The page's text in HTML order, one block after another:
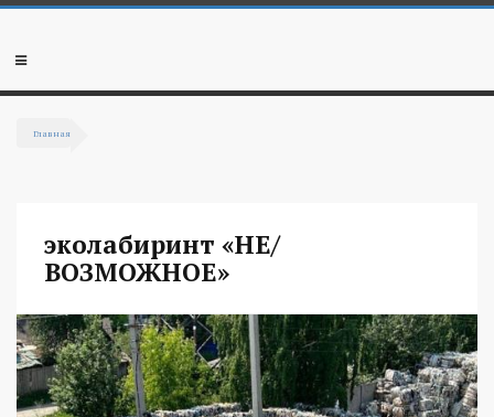
Перейти к основному содержанию
Мобильное
Главная
эколабиринт «НЕ/
ВОЗМОЖНОЕ»